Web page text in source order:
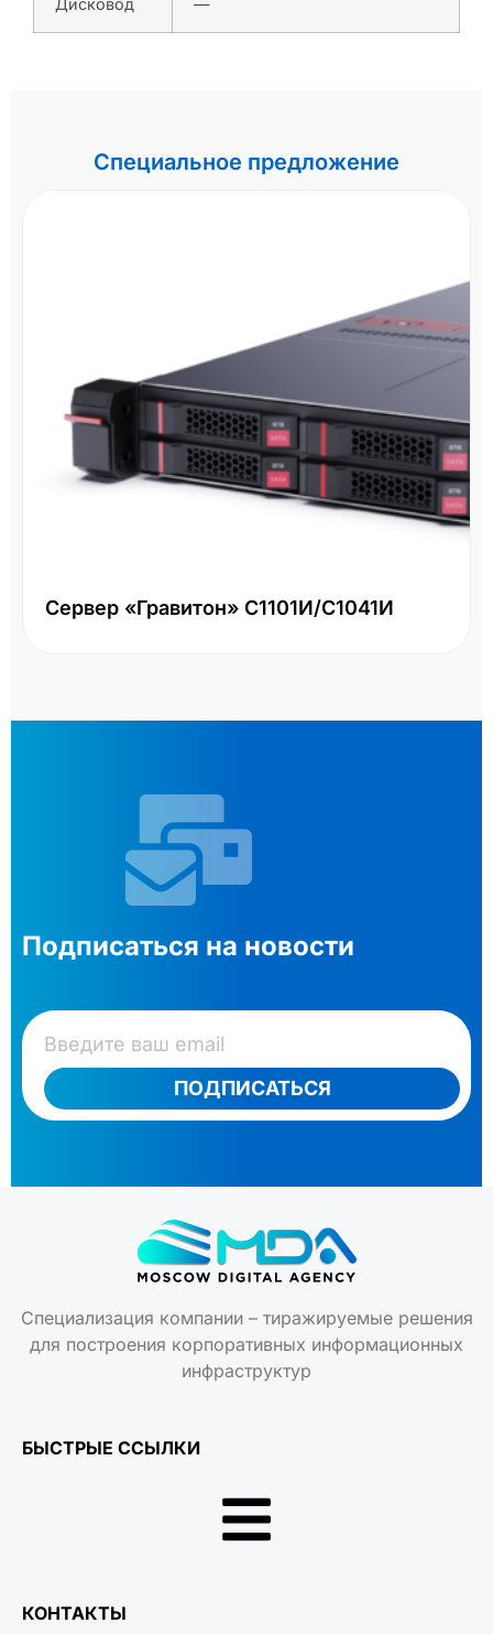
Специальное предложение
Сервер «Гравитон» С1101И/С1041И
Подписаться на новости
ПОДПИСАТЬСЯ
Специализация компании – тиражируемые решения
для построения корпоративных информационных
инфраструктур
БЫСТРЫЕ ССЫЛКИ
КОНТАКТЫ